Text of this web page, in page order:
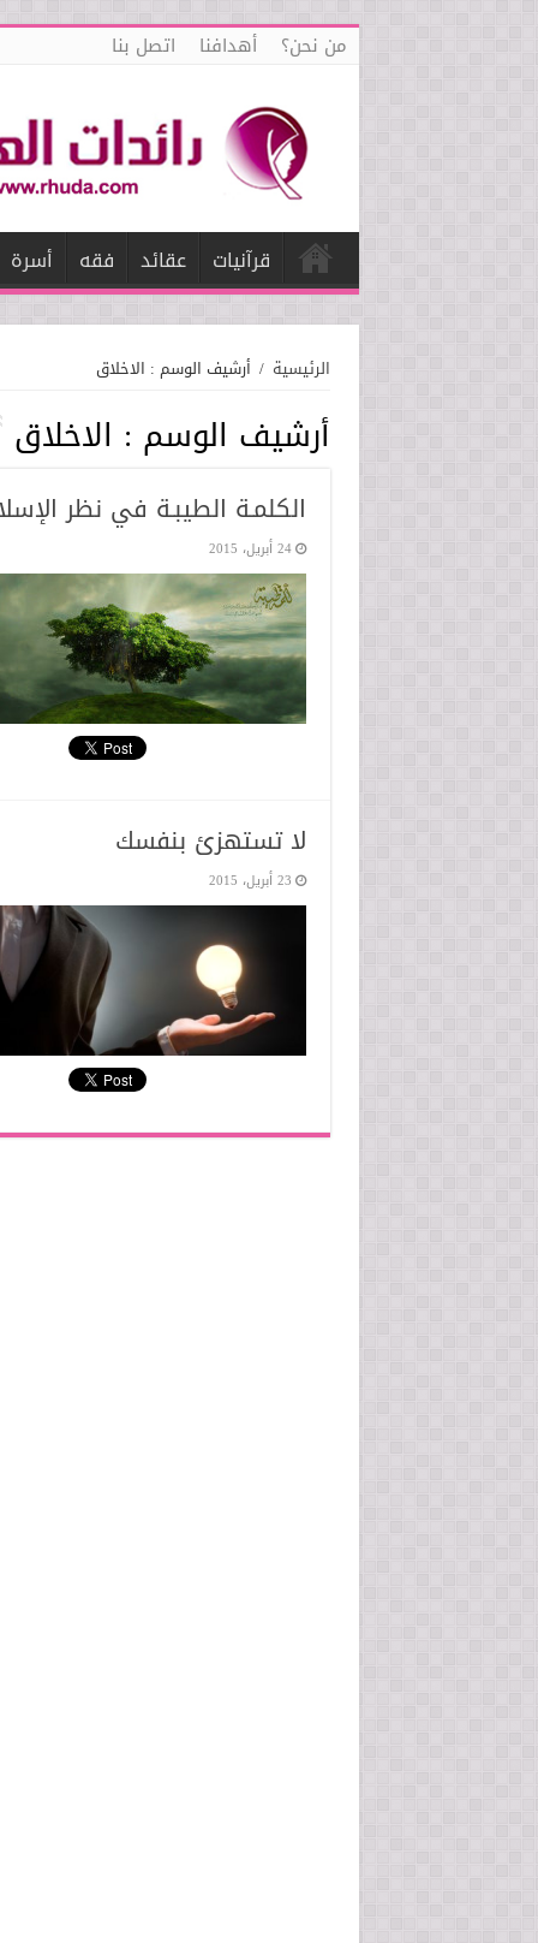
من نحن؟ أهدافنا اتصل بنا
قرآنيات عقائد فقه أسرة
الرئيسية / أرشيف الوسم : الاخلاق
أرشيف الوسم : الاخلاق
الكلمـة الطيبـة في نظر
24 أبريل، 2015
لا تستهزئ بنفسك
23 أبريل، 2015